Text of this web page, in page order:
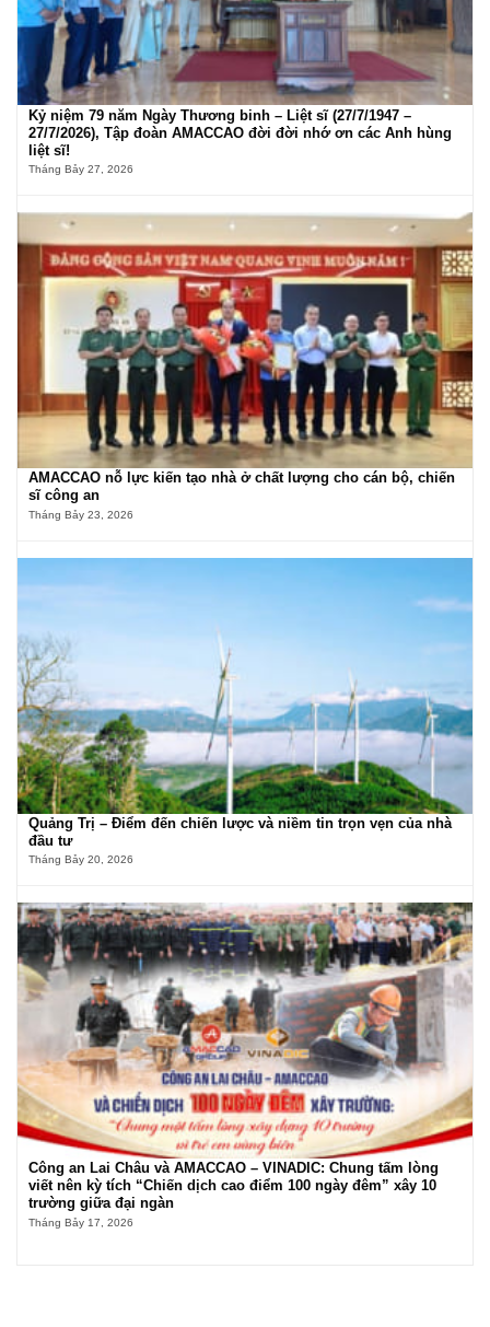
Kỷ niệm 79 năm Ngày Thương binh – Liệt sĩ (27/7/1947 –
27/7/2026), Tập đoàn AMACCAO đời đời nhớ ơn các Anh hùng
liệt sĩ!
Tháng Bảy 27, 2026
AMACCAO nỗ lực kiến tạo nhà ở chất lượng cho cán bộ, chiến
sĩ công an
Tháng Bảy 23, 2026
Quảng Trị – Điểm đến chiến lược và niềm tin trọn vẹn của nhà
đầu tư
Tháng Bảy 20, 2026
Công an Lai Châu và AMACCAO – VINADIC: Chung tấm lòng
viết nên kỳ tích “Chiến dịch cao điểm 100 ngày đêm” xây 10
trường giữa đại ngàn
Tháng Bảy 17, 2026